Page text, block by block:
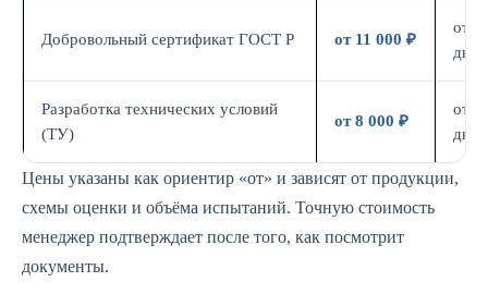
Добровольный сертификат ГОСТ Р от 11 000 ₽
от 7
дн.
Разработка технических условий
(ТУ)
от 8 000 ₽
от 5
дн.
Цены указаны как ориентир «от» и зависят от продукции,
схемы оценки и объёма испытаний. Точную стоимость
менеджер подтверждает после того, как посмотрит
документы.